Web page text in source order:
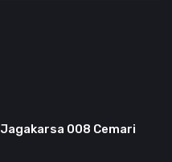
Jagakarsa 008 Cemari